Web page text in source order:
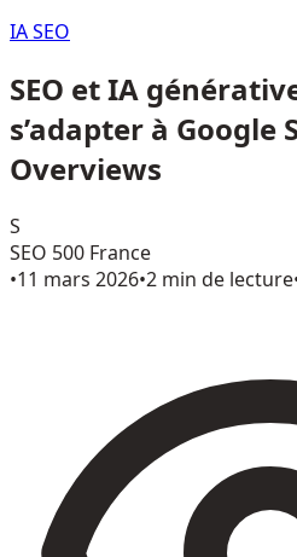
IA SEO
SEO et IA
s’adapter à Google
Overviews
S
SEO 500 France
•11 mars 2026•2 min de lecture